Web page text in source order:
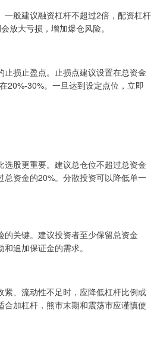
一般建议融资杠杆不超过2倍，配资杠杆
放大亏损，增加爆仓风险。
止损止盈点。止损点建议设置在总资金
20%-30%。一旦达到设定点位，立即
选股更重要。建议总仓位不超过总资金
总资金的20%。分散投资可以降低单一
的关键。建议投资者至少保留总资金
追加保证金的需求。
紧、流动性不足时，应降低杠杆比例或
合加杠杆，熊市末期和震荡市应谨慎使